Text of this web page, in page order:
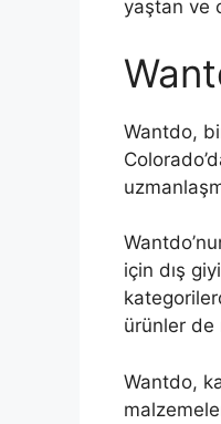
yaştan ve
Wantdo,
için dış
ürünler de
Wantdo,